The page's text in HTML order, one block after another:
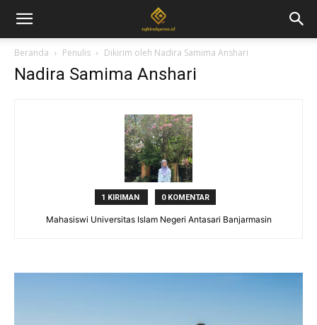
Beranda Penulis Dikirim oleh Nadira Samima Anshari
Nadira Samima Anshari
1 KIRIMAN 0 KOMENTAR
Mahasiswi Universitas Islam Negeri Antasari Banjarmasin